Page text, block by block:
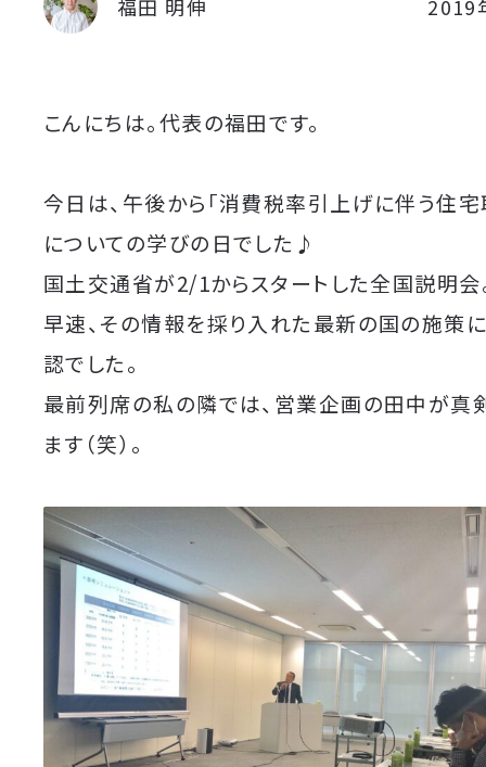
2019
福田 明伸
こんにちは。代表の福田です。
今日は、午後から「消費税率引上げに伴う住
についての学びの日でした♪
国土交通省が2/1からスタートした全国説明会
早速、その情報を採り入れた最新の国の施策
認でした。
最前列席の私の隣では、営業企画の田中が真
ます（笑）。